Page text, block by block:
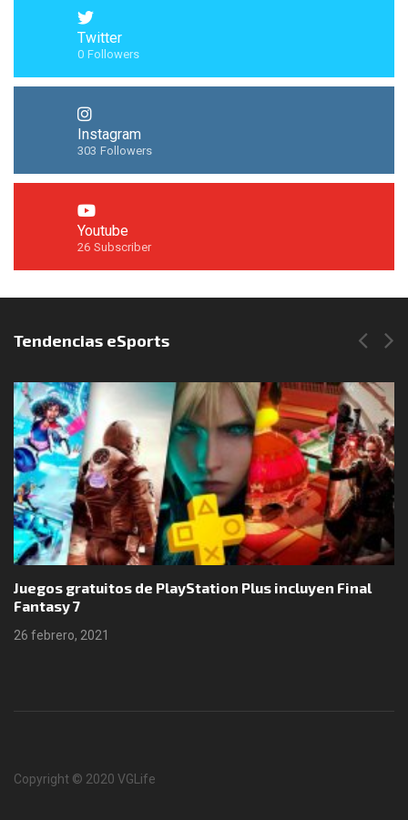
Twitter
0 Followers
Instagram
303 Followers
Youtube
26 Subscriber
Síguenos en Instagram
Tendencias eSports
Juegos gratuitos de PlayStation Plus incluyen Final
Fantasy 7
26 febrero, 2021
Copyright © 2020 VGLife